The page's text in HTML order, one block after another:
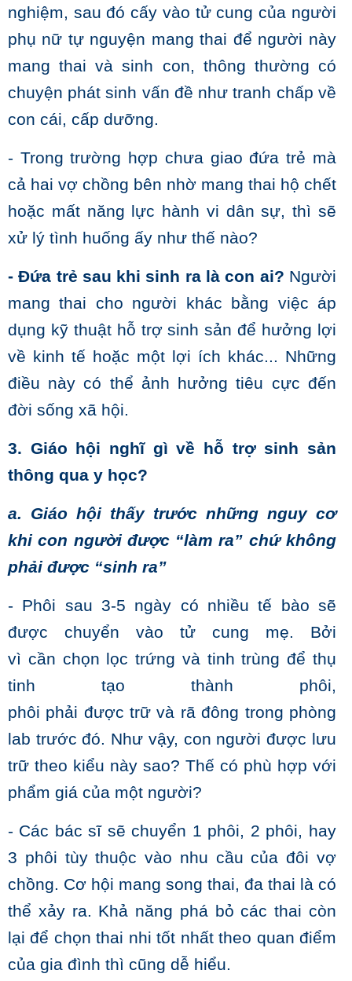
nghiệm, sau đó cấy vào tử cung của người
phụ nữ tự nguyện mang thai để người này
mang thai và sinh con, thông thường có
chuyện phát sinh vấn đề như tranh chấp về
con cái, cấp dưỡng.
- Trong trường hợp chưa giao đứa trẻ mà
cả hai vợ chồng bên nhờ mang thai hộ chết
hoặc mất năng lực hành vi dân sự, thì sẽ
xử lý tình huống ấy như thế nào?
- Đứa trẻ sau khi sinh ra là con ai? Người
mang thai cho người khác bằng việc áp
dụng kỹ thuật hỗ trợ sinh sản để hưởng lợi
về kinh tế hoặc một lợi ích khác... Những
điều này có thể ảnh hưởng tiêu cực đến
đời sống xã hội.
3. Giáo hội nghĩ gì về hỗ trợ sinh sản
thông qua y học?
a. Giáo hội thấy trước những nguy cơ
khicon người được “làm ra” chứkhông
phải được “sinh ra”
- Phôi sau 3-5 ngày có nhiều tế bào sẽ
được chuyển vào tử cung mẹ. Bởi
vì cần chọn lọc trứng và tinh trùng để thụ
tinh tạo thành phôi,
phôi phải được trữ và rã đông trong phòng
lab trước đó. Như vậy, con người được lưu
trữ theo kiểu này sao? Thế có phù hợp với
phẩm giá của một người?
- Các bác sĩ sẽ chuyển 1 phôi, 2 phôi, hay
3 phôi tùy thuộc vào nhu cầu của đôi vợ
chồng. Cơ hội mang song thai, đa thai là có
thể xảy ra. Khả năng phá bỏ các thai còn
lại để chọn thai nhi tốt nhất theo quan điểm
của gia đình thì cũng dễ hiểu.